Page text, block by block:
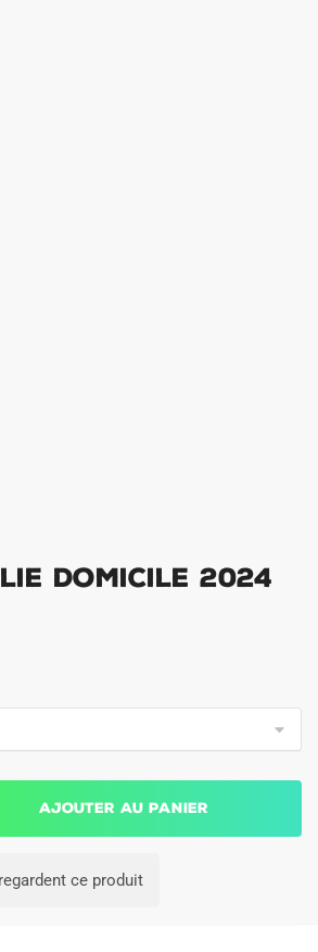
Domicile 2024
Ajouter au panier
ce produit